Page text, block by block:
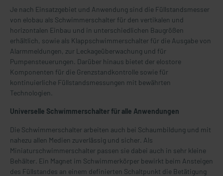
Je nach Einsatzgebiet und Anwendung sind die Füllstandsmesser
von elobau als Schwimmerschalter für den vertikalen und
horizontalen Einbau und in unterschiedlichen Baugrößen
erhältlich, sowie als Klappschwimmerschalter für die Ausgabe von
Alarmmeldungen, zur Leckageüberwachung und für
Pumpensteuerungen. Darüber hinaus bietet der elostore
Komponenten für die Grenzstandkontrolle sowie für
kontinuierliche Füllstandsmessungen mit bewährten
Technologien.
Universelle Schwimmerschalter für alle Anwendungen
Die Schwimmerschalter arbeiten auch bei Schaumbildung und mit
nahezu allen Medien zuverlässig und sicher. Als
Miniaturschwimmerschalter passen sie dabei auch in sehr kleine
Behälter. Ein Magnet im Schwimmerkörper bewirkt beim Ansteigen
des Füllstandes an einem definierten Schaltpunkt die Betätigung